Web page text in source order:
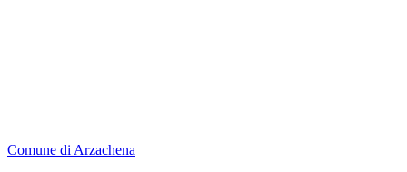
Comune di Arzachena